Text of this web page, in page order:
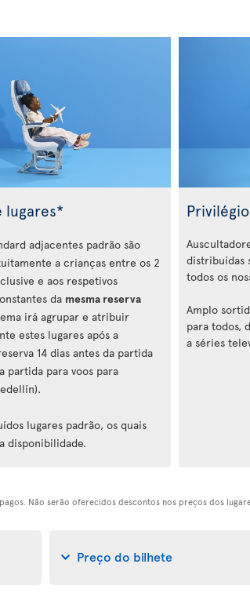
lugares*
adjacentes padrão são
a crianças entre os 2
e aos respetivos
da mesma reserva
irá agrupar e atribuir
estes lugares após a
14 dias antes da partida
partida para voos para
lugares padrão, os quais
disponibilidade.
distribuídas
todos os
Amplo
para todos,
a séries
Não serão oferecidos descontos nos preços dos
Preço do bilhete